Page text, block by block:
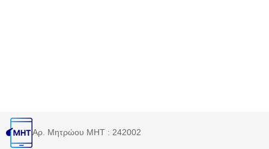
Αρ. Μητρώου MHT : 242002